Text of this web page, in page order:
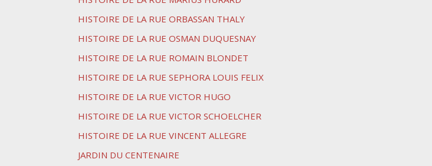
HISTOIRE DE LA RUE ORBASSAN THALY
HISTOIRE DE LA RUE OSMAN DUQUESNAY
HISTOIRE DE LA RUE ROMAIN BLONDET
HISTOIRE DE LA RUE SEPHORA LOUIS FELIX
HISTOIRE DE LA RUE VICTOR HUGO
HISTOIRE DE LA RUE VICTOR SCHOELCHER
HISTOIRE DE LA RUE VINCENT ALLEGRE
JARDIN DU CENTENAIRE